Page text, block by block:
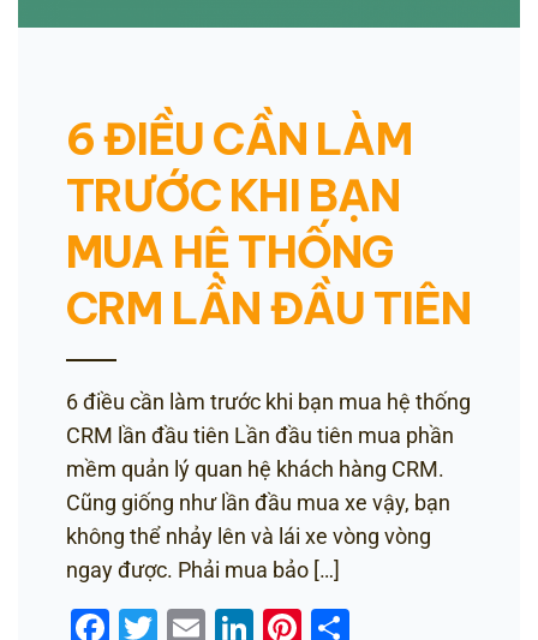
6 ĐIỀU CẦN LÀM
TRƯỚC KHI BẠN
MUA HỆ THỐNG
CRM LẦN ĐẦU TIÊN
6 điều cần làm trước khi bạn mua hệ thống
CRM lần đầu tiên Lần đầu tiên mua phần
mềm quản lý quan hệ khách hàng CRM.
Cũng giống như lần đầu mua xe vậy, bạn
không thể nhảy lên và lái xe vòng vòng
ngay được. Phải mua bảo […]
Facebook
Twitter
EmailLinkedIn
Pinterest